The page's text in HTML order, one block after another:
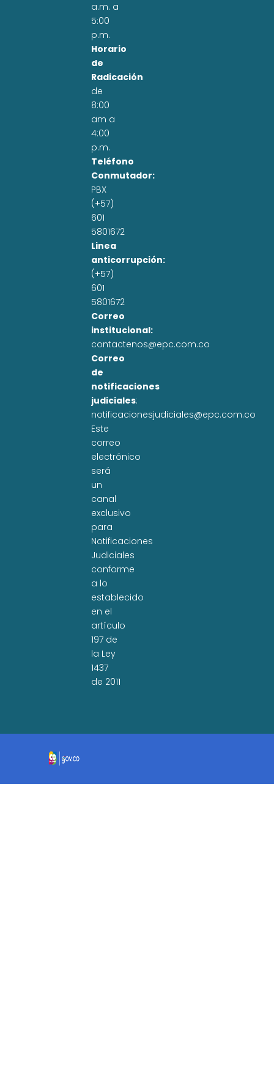
a.m. a
5:00
p.m.
Horario
de
Radicación
de
8:00
am a
4:00
p.m.
Teléfono
Conmutador:
PBX
(+57)
601
5801672
Linea
anticorrupción:
(+57)
601
5801672
Correo
institucional:
contactenos@epc.com.co
Correo
de
notificaciones
judiciales:
notificacionesjudiciales@epc.com.co
Este
correo
electrónico
será
un
canal
exclusivo
para
Notificaciones
Judiciales
conforme
a lo
establecido
en el
artículo
197 de
la Ley
1437
de 2011